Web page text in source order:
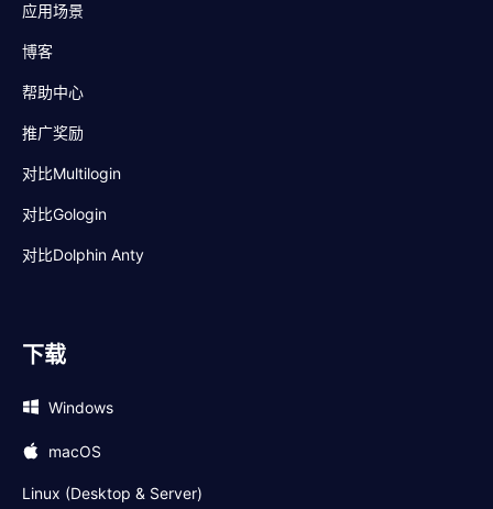
应用场景
博客
帮助中心
推广奖励
对比Multilogin
对比Gologin
对比Dolphin Anty
下载
Windows
macOS
Linux (Desktop & Server)